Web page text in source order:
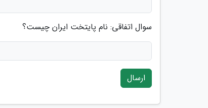
سوال اتفاقی: نام پایتخت ایران چیست؟
ارسال